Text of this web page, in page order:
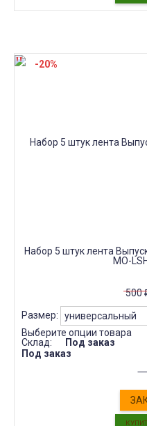
Набор 5 штук лента
МО-
500
Размер:
Выберите опции товара
Склад:
Под заказ
Под заказ
-20%